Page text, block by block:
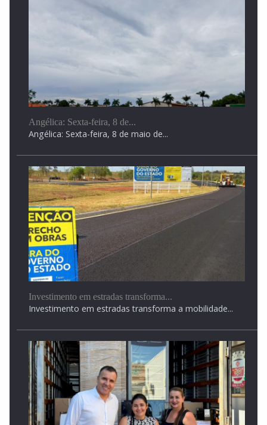
Angélica: Sexta-feira, 8 de...
Angélica: Sexta-feira, 8 de maio de...
Investimento em estradas transforma...
Investimento em estradas transforma a mobilidade...